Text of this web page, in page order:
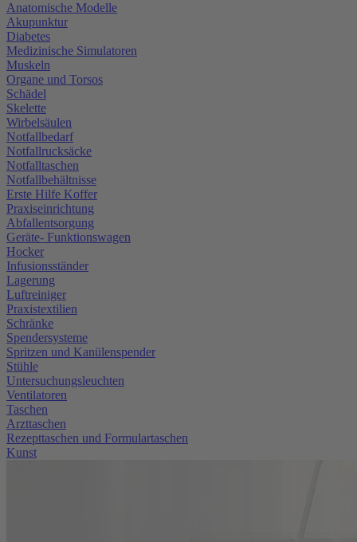
Anatomische Modelle
Akupunktur
Diabetes
Medizinische Simulatoren
Muskeln
Organe und Torsos
Schädel
Skelette
Wirbelsäulen
Notfallbedarf
Notfallrucksäcke
Notfalltaschen
Notfallbehältnisse
Erste Hilfe Koffer
Praxiseinrichtung
Abfallentsorgung
Geräte- Funktionswagen
Hocker
Infusionsständer
Lagerung
Luftreiniger
Praxistextilien
Schränke
Spendersysteme
Spritzen und Kanülenspender
Stühle
Untersuchungsleuchten
Ventilatoren
Taschen
Arzttaschen
Rezepttaschen und Formulartaschen
Kunst